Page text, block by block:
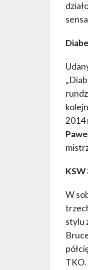
2014
KSW
W
stylu
TKO.